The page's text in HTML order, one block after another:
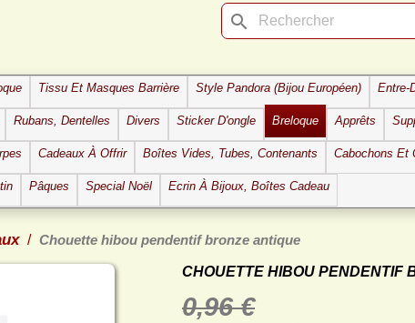
search
Tissu Et Masques Barrière Style Pandora (bijou Européen) Entre-
Rubans, Dentelles Divers Sticker D'ongle Breloque Apprêts
Cadeaux À Offrir Boîtes Vides, Tubes, Contenants Cabochons Et
Pâques Special Noël Ecrin À Bijoux, Boîtes Cadeau
Chouette hibou pendentif bronze antique
CHOUETTE HIBOU PENDENTIF
0,96 €